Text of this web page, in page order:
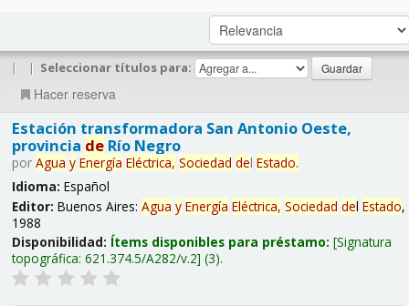
| | Seleccionar títulos para:
Hacer reserva
Estación transformadora San Antonio Oeste,
provincia deRío Negro
por Agua y Energía Eléctrica, Sociedad del Estado.
Idioma: Español
Editor: Buenos Aires: Agua y Energía Eléctrica, Sociedad del Estado,
1988
Disponibilidad: Ítems disponibles para préstamo: Signatura
topográfica: 621.374.5/A282/v.2 (3).